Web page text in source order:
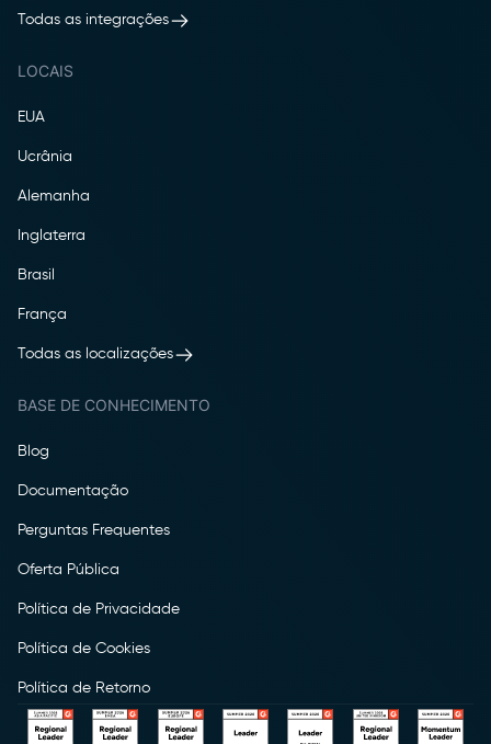
Todas as integrações
LOCAIS
EUA
Ucrânia
Alemanha
Inglaterra
Brasil
França
Todas as localizações
BASE DE CONHECIMENTO
Blog
Documentação
Perguntas Frequentes
Oferta Pública
Política de Privacidade
Política de Cookies
Política de Retorno